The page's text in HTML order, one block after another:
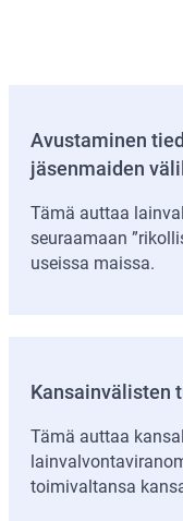
Avustaminen
jäsenmaiden
Tämä auttaa
seuraamaan
useissa maissa.
Kansainvälisten
Tämä auttaa
toimivaltansa